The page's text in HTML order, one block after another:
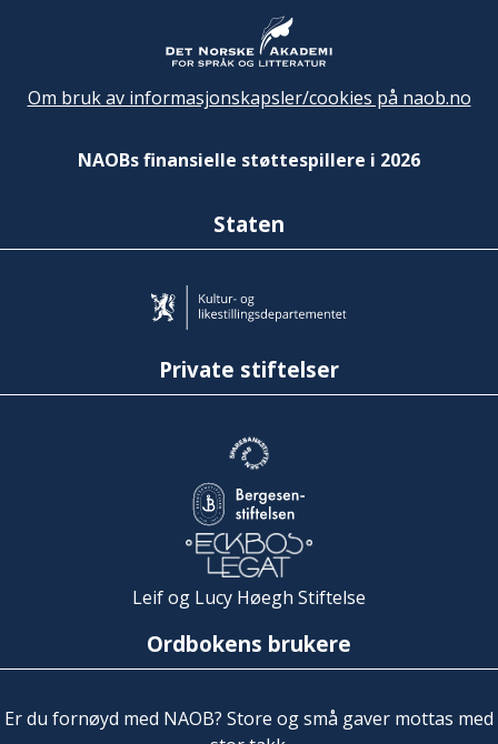
Om bruk av informasjonskapsler/cookies på naob.no
NAOBs finansielle støttespillere i 2026
Staten
Private stiftelser
Leif og Lucy Høegh Stiftelse
Ordbokens brukere
Er du fornøyd med NAOB? Store og små gaver mottas med